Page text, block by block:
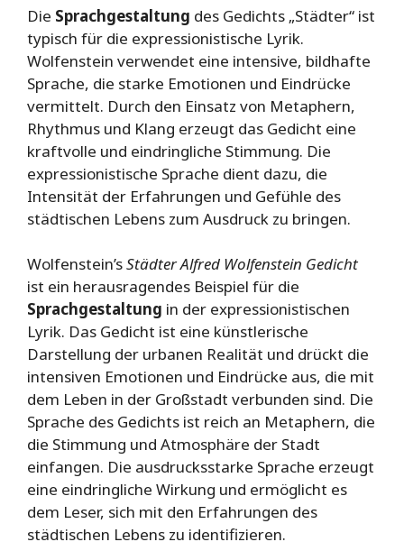
Die Sprachgestaltung des Gedichts „Städter“ ist
typisch für die expressionistische Lyrik.
Wolfenstein verwendet eine intensive, bildhafte
Sprache, die starke Emotionen und Eindrücke
vermittelt. Durch den Einsatz von Metaphern,
Rhythmus und Klang erzeugt das Gedicht eine
kraftvolle und eindringliche Stimmung. Die
expressionistische Sprache dient dazu, die
Intensität der Erfahrungen und Gefühle des
städtischen Lebens zum Ausdruck zu bringen.
Wolfenstein’sStädter Alfred Wolfenstein Gedicht
ist ein herausragendes Beispiel für die
Sprachgestaltung in der expressionistischen
Lyrik. Das Gedicht ist eine künstlerische
Darstellung der urbanen Realität und drückt die
intensiven Emotionen und Eindrücke aus, die mit
dem Leben in der Großstadt verbunden sind. Die
Sprache des Gedichts ist reich an Metaphern, die
die Stimmung und Atmosphäre der Stadt
einfangen. Die ausdrucksstarke Sprache erzeugt
eine eindringliche Wirkung und ermöglicht es
dem Leser, sich mit den Erfahrungen des
städtischen Lebens zu identifizieren.